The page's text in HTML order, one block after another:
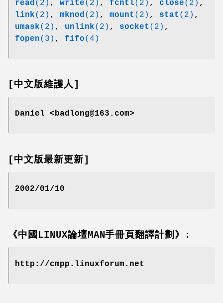
read (2) , write(2) , fcntl(2) , close(2) ,
link(2) , mknod (2) , mount (2) , stat (2) ,
umask(2) , unlink(2) , socket (2) ,
fopen(3) , fifo(4)
[中文版維護人]
Daniel <badlong@163.com>
[中文版最新更新]
2002/01/10
《中國LINUX論壇MAN手冊頁翻譯計劃》:
http://cmpp.linuxforum.net